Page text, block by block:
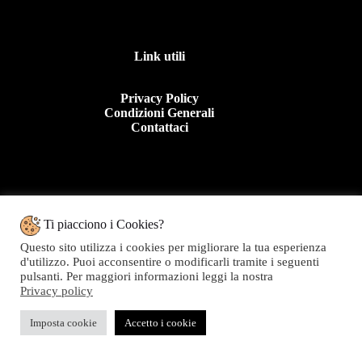
OTTIENI SUBITO IL 10% DI SCONTO CON IL CODICE
Link utili
Privacy Policy
Condizioni Generali
Contattaci
Tel: +39 0963 44950
E.mail:info@topolinomoda.it
Via Forgiari, 11 – 89900 Vibo Valentia (VV)
Topolino Moda - P.IVA 01282020799
Copyright © 2026 Topolino Moda - Web powered by
Ti piacciono i Cookies?
Questo sito utilizza i cookies per migliorare la tua esperienza
d'utilizzo. Puoi acconsentire o modificarli tramite i seguenti
pulsanti. Per maggiori informazioni leggi la nostra
Privacy policy
Imposta cookie Accetto i cookie